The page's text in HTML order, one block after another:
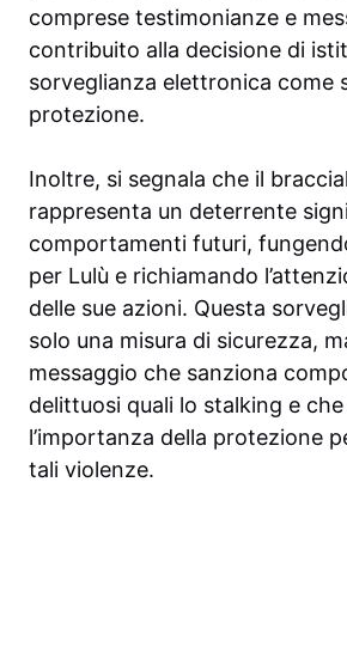
comprese testimonianze e
contribuito alla decisione di
sorveglianza elettronica come
protezione.
Inoltre, si segnala che il
rappresenta un deterrente
comportamenti futuri,
per Lulù e richiamando
delle sue azioni. Questa
solo una misura di sicurezza,
messaggio che sanziona
delittuosi quali lo stalking e
l’importanza della protezione
tali violenze.